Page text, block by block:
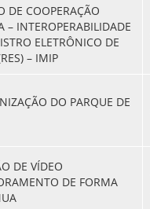
DE COOPERAÇÃO
– INTEROPERABILIDADE
ELETRÔNICO DE
– IMIP
DO PARQUE DE
DE VÍDEO
DE FORMA